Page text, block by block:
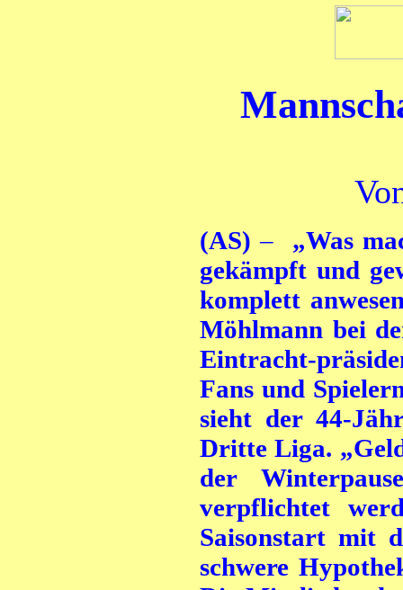
(AS) – „Was
gekämpft und
komplett
Möhlmann bei
Eintracht-
Fans und
sieht der 44-
Dritte Liga.
der
verpflichtet
Saisonstart mit
schwere